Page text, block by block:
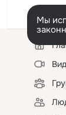
Мы
Левая
колонка